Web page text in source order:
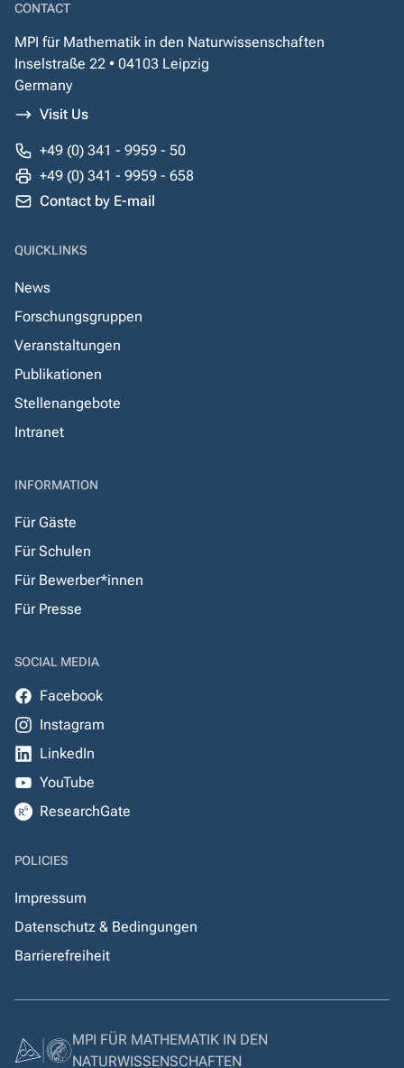
CONTACT
MPI für Mathematik in den Naturwissenschaften
Inselstraße 22 • 04103 Leipzig
Germany
Visit Us
+49 (0) 341 - 9959 - 50
+49 (0) 341 - 9959 - 658
Contact by E-mail
QUICKLINKS
News
Forschungsgruppen
Veranstaltungen
Publikationen
Stellenangebote
Intranet
INFORMATION
Für Gäste
Für Schulen
Für Bewerber*innen
Für Presse
SOCIAL MEDIA
Facebook
Instagram
LinkedIn
YouTube
ResearchGate
POLICIES
Impressum
Datenschutz & Bedingungen
Barrierefreiheit
MPI FÜR MATHEMATIK IN DEN
NATURWISSENSCHAFTEN